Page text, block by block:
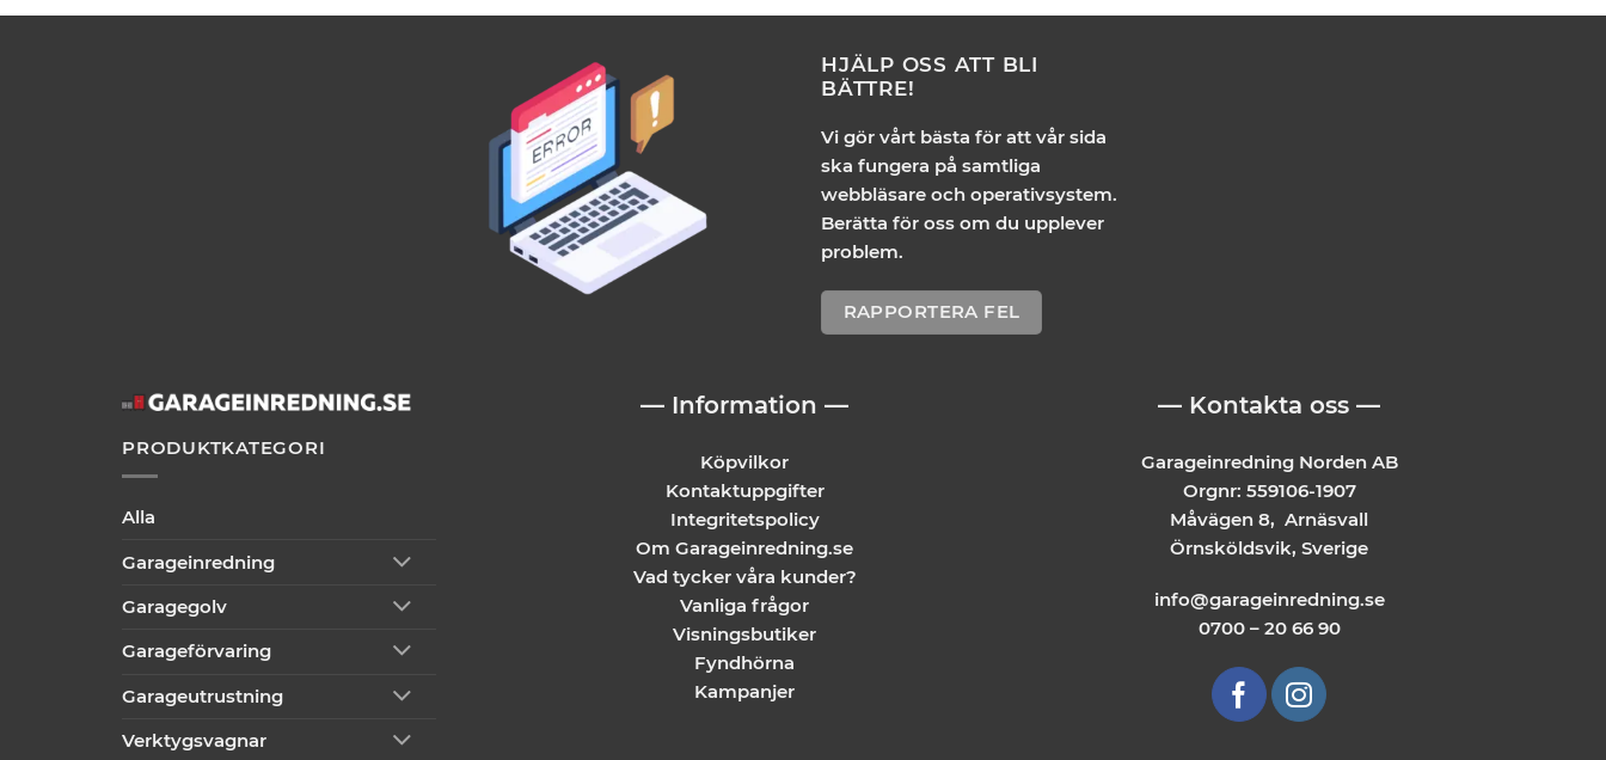
HJÄLP OSS ATT BLI
BÄTTRE!
Vi gör vårt bästa för att vår sida
ska fungera på samtliga
webbläsare och operativsystem.
Berätta för oss om du upplever
problem.
RAPPORTERA FEL
PRODUKTKATEGORI
Alla
Garageinredning
Garagegolv
Garageförvaring
Garageutrustning
Verktygsvagnar
— Information —
Köpvilkor
Kontaktuppgifter
Integritetspolicy
Om Garageinredning.se
Vad tycker våra kunder?
Vanliga frågor
Visningsbutiker
Fyndhörna
Kampanjer
— Kontakta oss —
Garageinredning Norden AB
Orgnr: 559106-1907
Måvägen 8, Arnäsvall
Örnsköldsvik, Sverige
info@garageinredning.se
0700 – 20 66 90